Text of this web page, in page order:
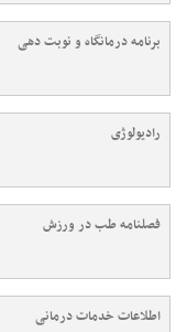
برنامه درمانگاه و نوبت دهی
رادیولوژی
فصلنامه طب در ورزش
اطلاعات خدمات درمانی